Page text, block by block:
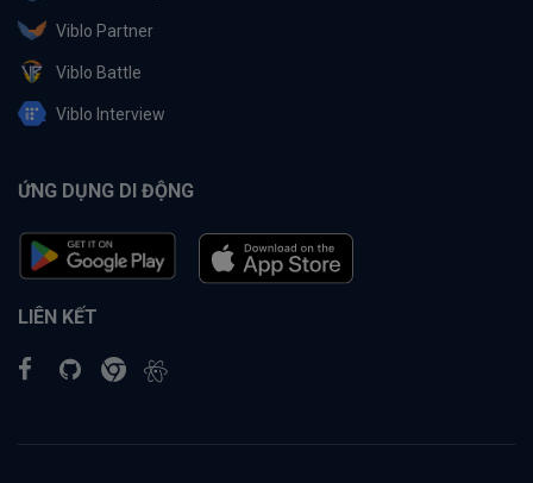
Viblo Partner
Viblo Battle
Viblo Interview
ỨNG DỤNG DI ĐỘNG
LIÊN KẾT